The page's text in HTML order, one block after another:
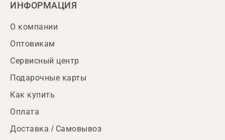
ИНФОРМАЦИЯ
О компании
Оптовикам
Сервисный центр
Подарочные карты
Как купить
Оплата
Доставка / Самовывоз